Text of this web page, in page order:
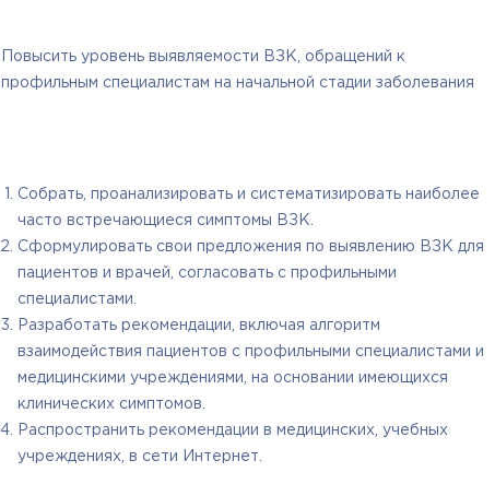
Повысить уровень выявляемости ВЗК, обращений к
профильным специалистам на начальной стадии заболевания
Собрать, проанализировать и систематизировать наиболее
часто встречающиеся симптомы ВЗК.
Сформулировать свои предложения по выявлению ВЗК для
пациентов и врачей, согласовать с профильными
специалистами.
Разработать рекомендации, включая алгоритм
взаимодействия пациентов с профильными специалистами и
медицинскими учреждениями, на основании имеющихся
клинических симптомов.
Распространить рекомендации в медицинских, учебных
учреждениях, в сети Интернет.